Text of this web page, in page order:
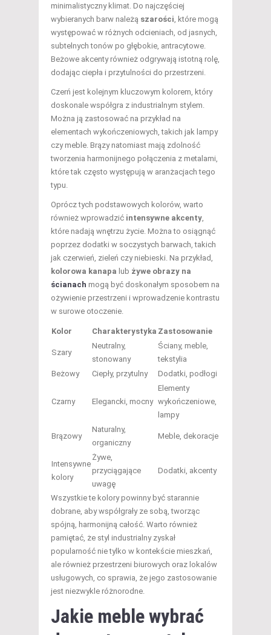
minimalistyczny klimat. Do najczęściej
wybieranych barw należą szarości, które mogą
występować w różnych odcieniach, od jasnych,
subtelnych tonów po głębokie, antracytowe.
Beżowe akcenty również odgrywają istotną rolę,
dodając ciepła i przytulności do przestrzeni.
Czerń jest kolejnym kluczowym kolorem, który
doskonale współgra z industrialnym stylem.
Można ją zastosować na przykład na
elementach wykończeniowych, takich jak lampy
czy meble. Brązy natomiast mają zdolność
tworzenia harmonijnego połączenia z metalami,
które tak często występują w aranżacjach tego
typu.
Oprócz tych podstawowych kolorów, warto
również wprowadzić intensywne akcenty,
które nadają wnętrzu życie. Można to osiągnąć
poprzez dodatki w soczystych barwach, takich
jak czerwień, zieleń czy niebieski. Na przykład,
kolorowa kanapa lub żywe obrazy na
ścianach mogą być doskonałym sposobem na
ożywienie przestrzeni i wprowadzenie kontrastu
w surowe otoczenie.
Kolor Charakterystyka Zastosowanie
Szary
Neutralny,
stonowany
Ściany, meble,
tekstylia
Beżowy
Ciepły, przytulny Dodatki, podłogi
Czarny Elegancki, mocny
Elementy
wykończeniowe,
lampy
Brązowy
Naturalny,
organiczny
Meble, dekoracje
Intensywne
kolory
Żywe,
przyciągające
uwagę
Dodatki, akcenty
Wszystkie te kolory powinny być starannie
dobrane, aby współgrały ze sobą, tworząc
spójną, harmonijną całość. Warto również
pamiętać, że styl industrialny zyskał
popularność nie tylko w kontekście mieszkań,
ale również przestrzeni biurowych oraz lokalów
usługowych, co sprawia, że jego zastosowanie
jest niezwykle różnorodne.
Jakie meble wybrać